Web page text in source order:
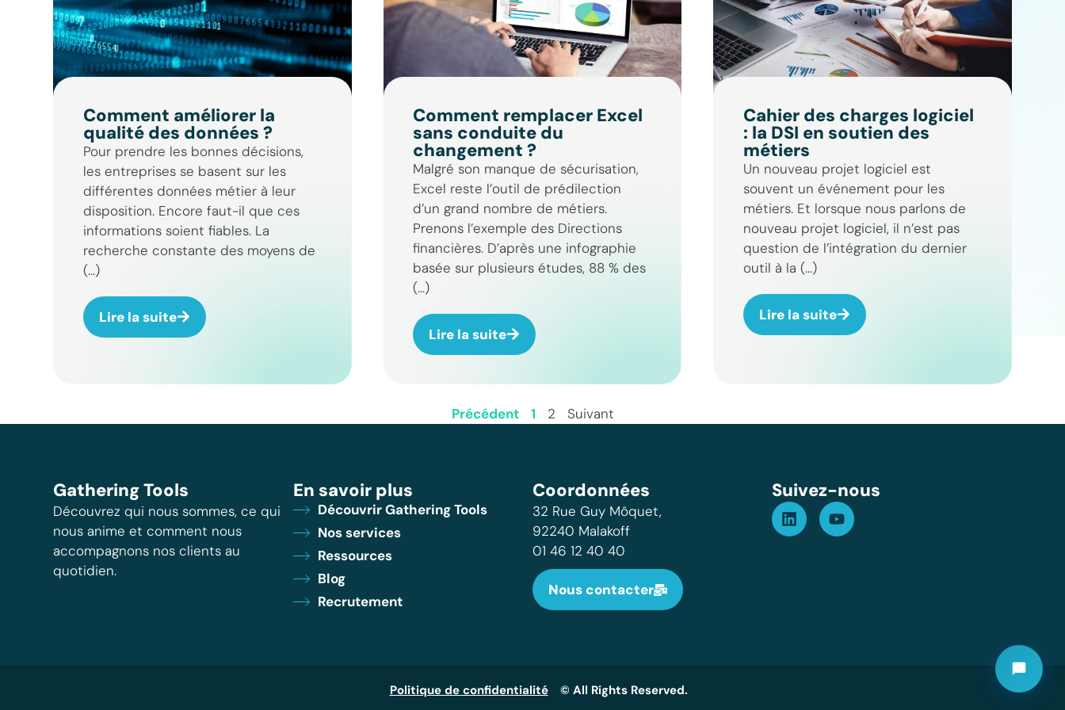
Comment améliorer la
qualité des données ?
Pour prendre les bonnes décisions,
les entreprises se basent sur les
différentes données métier à leur
disposition. Encore faut-il que ces
informations soient fiables. La
recherche constante des moyens de
(...)
Lire la suite
Comment remplacer Excel
sans conduite du
changement ?
Malgré son manque de sécurisation,
Excel reste l’outil de prédilection
d’un grand nombre de métiers.
Prenons l’exemple des Directions
financières. D’après une infographie
basée sur plusieurs études, 88 % des
(...)
Lire la suite
Cahier des charges logiciel
: la DSI en soutien des
métiers
Un nouveau projet logiciel est
souvent un événement pour les
métiers. Et lorsque nous parlons de
nouveau projet logiciel, il n’est pas
question de l’intégration du dernier
outil à la (...)
Lire la suite
Précédent 1 2 Suivant
Gathering Tools
Découvrez qui nous sommes, ce qui
nous anime et comment nous
accompagnons nos clients au
quotidien.
En savoir plus
Découvrir Gathering Tools
Nos services
Ressources
Blog
Recrutement
Coordonnées
32 Rue Guy Môquet,
92240 Malakoff
01 46 12 40 40
Nous contacter
Suivez-nous
Politique de confidentialité © All Rights Reserved.
Assistant GT